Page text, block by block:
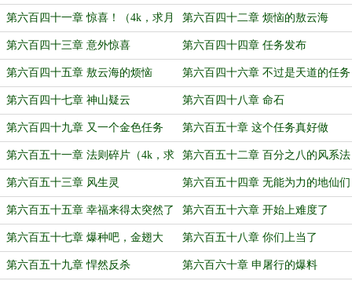
票）
第六百四十一章 惊喜！（4k，求月
票）
第六百四十二章 烦恼的敖云海
第六百四十三章 意外惊喜 第六百四十四章 任务发布
第六百四十五章 敖云海的烦恼 第六百四十六章 不过是天道的任务
罢了（4k，求票票哟）
第六百四十七章 神山疑云 第六百四十八章 命石
第六百四十九章 又一个金色任务
（4k）
第六百五十章 这个任务真好做
第六百五十一章 法则碎片（4k，求
月票）
第六百五十二章 百分之八的风系法
则
第六百五十三章 风生灵 第六百五十四章 无能为力的地仙们
（4k，求月票）
第六百五十五章 幸福来得太突然了
（4k，求月票）
第六百五十六章 开始上难度了
（4k，求月票）
第六百五十七章 爆种吧，金翅大
鹏！（4k）
第六百五十八章 你们上当了
第六百五十九章 悍然反杀 第六百六十章 申屠行的爆料